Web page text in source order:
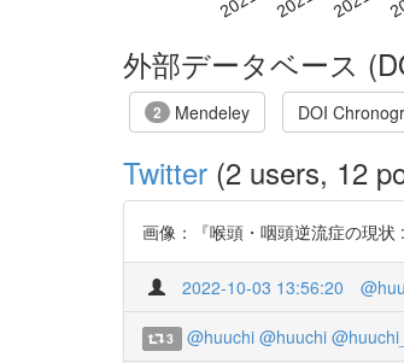
外部データベース
2 Mendeley DOI
Twitter (2 users, 12
画像：『喉頭・咽頭逆流症の現
2022-10-03 13:56:20
3 @huuchi @huuchi